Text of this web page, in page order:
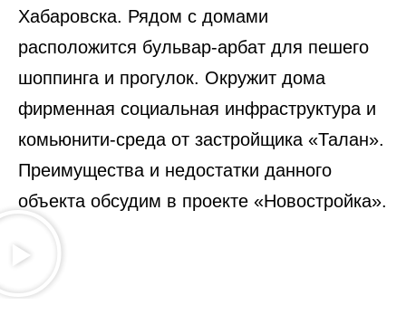
Хабаровска. Рядом с домами
расположится бульвар-арбат для пешего
шоппинга и прогулок. Окружит дома
фирменная социальная инфраструктура и
комьюнити-среда от застройщика «Талан».
Преимущества и недостатки данного
объекта обсудим в проекте «Новостройка».